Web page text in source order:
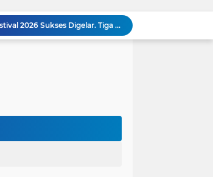
Dalam Rangka HUT RI ke-81 dan Hari Jadi ke-61 Tanjab Barat Bupati Tanjab Barat Secara Resmi Membukaan Lomba Domino
Sabam Rajaguguk Turun ke Pangkatan, Dengarkan Langsung Keluhan dan Harapan Warga
Meneguhkan Jati Diri Patambor Indonesia. PATAMBOR INDONESIA Akan Gelar RAKERNAS II Di Jakarta.